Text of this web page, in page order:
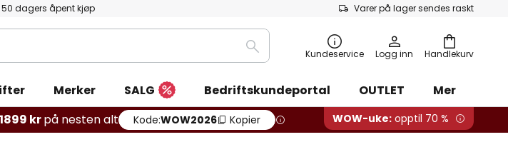
50 dagers åpent kjøp Varer på lager sendes raskt
Handlekurv
Søk Kundeservice Logg inn
Merker SALG Bedriftskundeportal OUTLET
Mer
krpå nesten alt Kode:WOW2026 Kopier WOW-uke: opptil 70 %